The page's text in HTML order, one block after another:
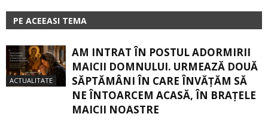
PE ACEEASI TEMA
ACTUALITATE
AM INTRAT ÎN POSTUL ADORMIRII
MAICII DOMNULUI. URMEAZĂ DOUĂ
SĂPTĂMÂNI ÎN CARE ÎNVĂŢĂM SĂ
NE ÎNTOARCEM ACASĂ, ÎN BRAŢELE
MAICII NOASTRE